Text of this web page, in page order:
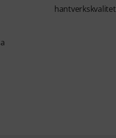
hantverkskvalitet